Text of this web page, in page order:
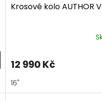
Krosové kolo
12 990 Kč
16"